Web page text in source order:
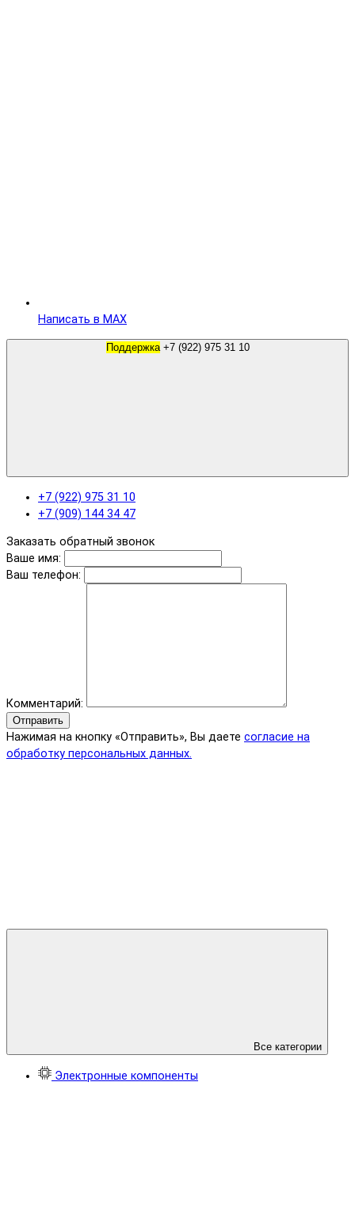
Написать в MAX
Поддержка +7 (922) 975 31 10
+7 (922) 975 31 10
+7 (909) 144 34 47
Заказать обратный звонок
Ваше имя:
Ваш телефон:
Комментарий:
Отправить
Нажимая на кнопку «Отправить», Вы даете согласие на
обработку персональных данных.
Все категории
Электронные компоненты